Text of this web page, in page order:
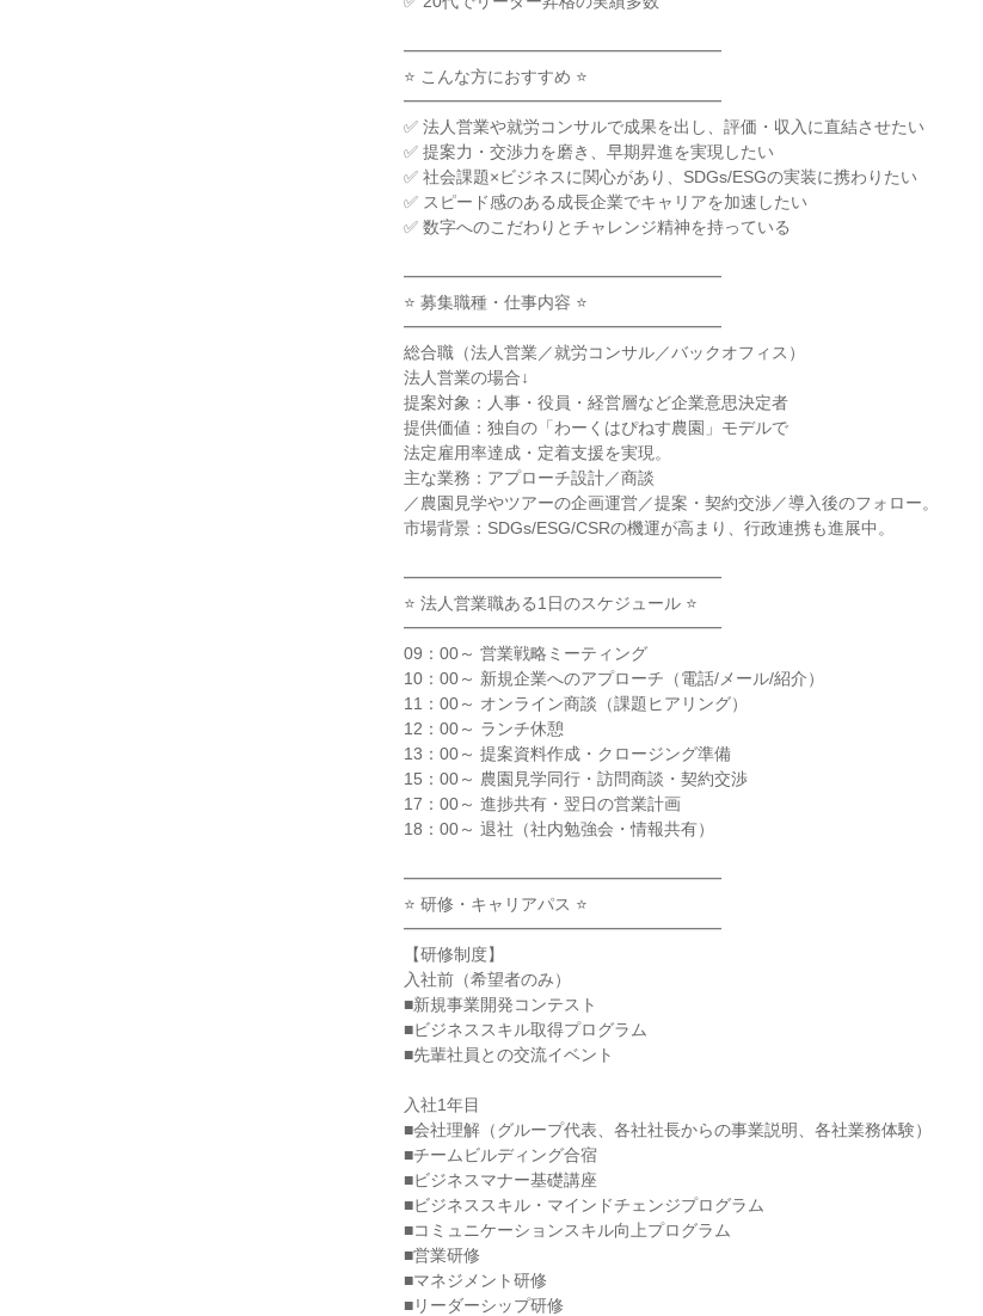
━━━━━━━━━━━━━━━━━━━
⭐ こんな方におすすめ ⭐
━━━━━━━━━━━━━━━━━━━
✅ 法人営業や就労コンサルで成果を出し、評価・収入に直結させたい
✅ 提案力・交渉力を磨き、早期昇進を実現したい
✅ 社会課題×ビジネスに関心があり、SDGs/ESGの実装に携わりたい
✅ スピード感のある成長企業でキャリアを加速したい
✅ 数字へのこだわりとチャレンジ精神を持っている
━━━━━━━━━━━━━━━━━━━
⭐ 募集職種・仕事内容 ⭐
━━━━━━━━━━━━━━━━━━━
総合職（法人営業／就労コンサル／バックオフィス）
法人営業の場合↓
提案対象：人事・役員・経営層など企業意思決定者
提供価値：独自の「わーくはぴねす農園」モデルで
法定雇用率達成・定着支援を実現。
主な業務：アプローチ設計／商談
／農園見学やツアーの企画運営／提案・契約交渉／導入後のフォロー。
市場背景：SDGs/ESG/CSRの機運が高まり、行政連携も進展中。
━━━━━━━━━━━━━━━━━━━
⭐ 法人営業職ある1日のスケジュール ⭐
━━━━━━━━━━━━━━━━━━━
09：00～ 営業戦略ミーティング
10：00～ 新規企業へのアプローチ（電話/メール/紹介）
11：00～ オンライン商談（課題ヒアリング）
12：00～ ランチ休憩
13：00～ 提案資料作成・クロージング準備
15：00～ 農園見学同行・訪問商談・契約交渉
17：00～ 進捗共有・翌日の営業計画
18：00～ 退社（社内勉強会・情報共有）
━━━━━━━━━━━━━━━━━━━
⭐ 研修・キャリアパス ⭐
━━━━━━━━━━━━━━━━━━━
【研修制度】
入社前（希望者のみ）
■新規事業開発コンテスト
■ビジネススキル取得プログラム
■先輩社員との交流イベント
入社1年目
■会社理解（グループ代表、各社社長からの事業説明、各社業務体験）
■チームビルディング合宿
■ビジネスマナー基礎講座
■ビジネススキル・マインドチェンジプログラム
■コミュニケーションスキル向上プログラム
■営業研修
■マネジメント研修
■リーダーシップ研修